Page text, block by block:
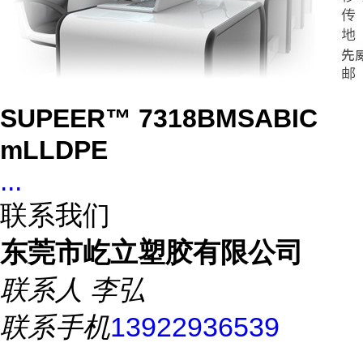
SUPEER™ 7318BMSABIC
mLLDPE
...
联系我们
东莞市屹立塑胶有限公司
联系人 李弘
联系手机13922936539